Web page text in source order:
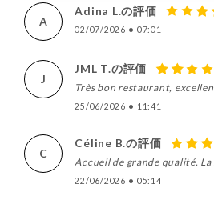
A
Adina L.の評価
02/07/2026 • 07:01
J
JML T.の評価
Très bon restaurant,
25/06/2026 • 11:41
C
Céline B.の評価
Accueil de grande qualité.
22/06/2026 • 05:14